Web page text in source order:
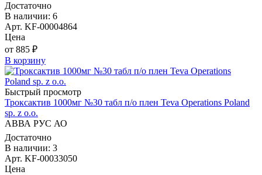
Достаточно
В наличии: 6
Арт. KF-00004864
Цена
от 885 ₽
В корзину
Быстрый просмотр
Троксактив 1000мг №30 табл п/о плен Teva Operations Poland
sp. z o.o.
АВВА РУС АО
Достаточно
В наличии: 3
Арт. KF-00033050
Цена